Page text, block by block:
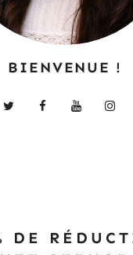
BIENVENUE !
DE